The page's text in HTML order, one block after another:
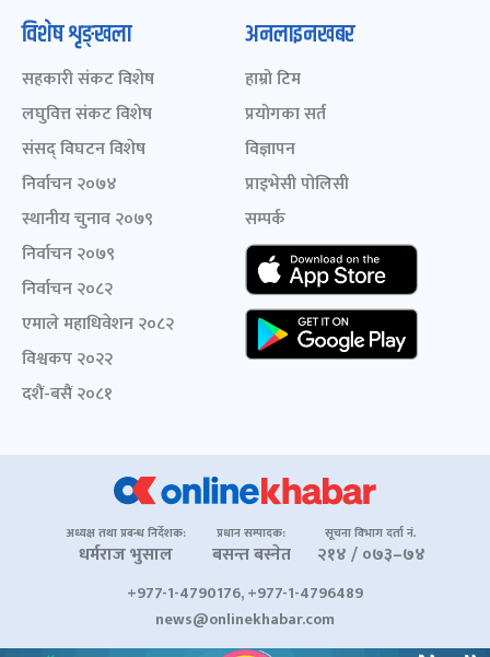
विशेष शृङ्खला
सहकारी संकट विशेष
लघुवित्त संकट विशेष
संसद् विघटन विशेष
निर्वाचन २०७४
स्थानीय चुनाव २०७९
निर्वाचन २०७९
निर्वाचन २०८२
एमाले महाधिवेशन २०८२
विश्वकप २०२२
दशैं-बसैं २०८१
अनलाइनखबर
हाम्रो टिम
प्रयोगका सर्त
विज्ञापन
प्राइभेसी पोलिसी
सम्पर्क
अध्यक्ष तथा प्रबन्ध निर्देशक:
धर्मराज भुसाल
प्रधान सम्पादक:
बसन्त बस्नेत
सूचना विभाग दर्ता नं.
२१४ / ०७३–७४
+977-1-4790176, +977-1-4796489
news@onlinekhabar.com